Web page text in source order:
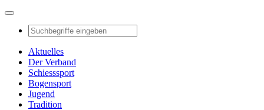
Aktuelles
Der Verband
Schiesssport
Bogensport
Jugend
Tradition